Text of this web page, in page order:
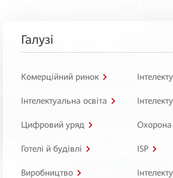
Галузі
Комерційний ринок
Інтелектуальна освіта
Цифровий уряд Охорона
Готелі й будівлі ISP
Виробництво